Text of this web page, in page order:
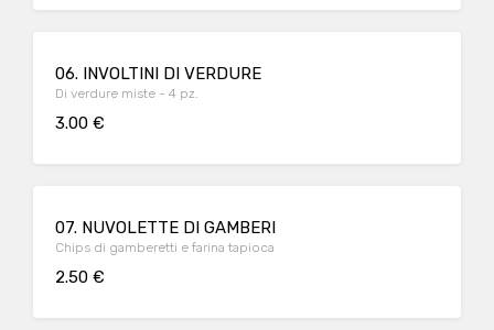
06. INVOLTINI DI VERDURE
Di verdure miste - 4 pz.
3.00 €
07. NUVOLETTE DI GAMBERI
Chips di gamberetti e farina tapioca
2.50 €